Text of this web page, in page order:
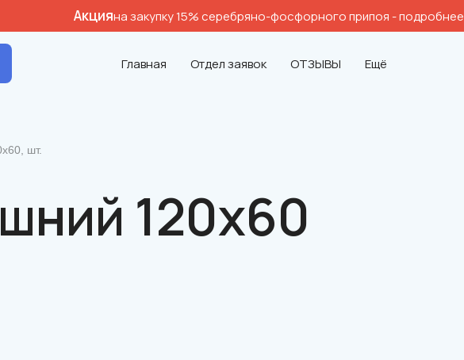
Акцияна закупку 15% серебряно-фосфорного припоя - подробнее
Главная Отдел заявок ОТЗЫВЫ Ещё
шт.
120х60